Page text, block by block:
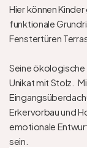
Hier können
funktionale
Fenstertüren
Seine
Unikat mit Stolz.
Erkervorbau und
emotionale
sein.